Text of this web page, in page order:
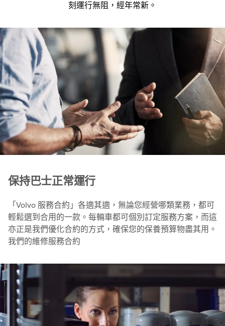
刻運行無阻，經年常新。
保持巴士正常運行
「Volvo 服務合約」各適其適，無論您經營哪類業務，都可
輕鬆選到合用的一款。每輛車都可個別訂定服務方案，而這
亦正是我們優化合約的方式，確保您的保養預算物盡其用。
我們的維修服務合約